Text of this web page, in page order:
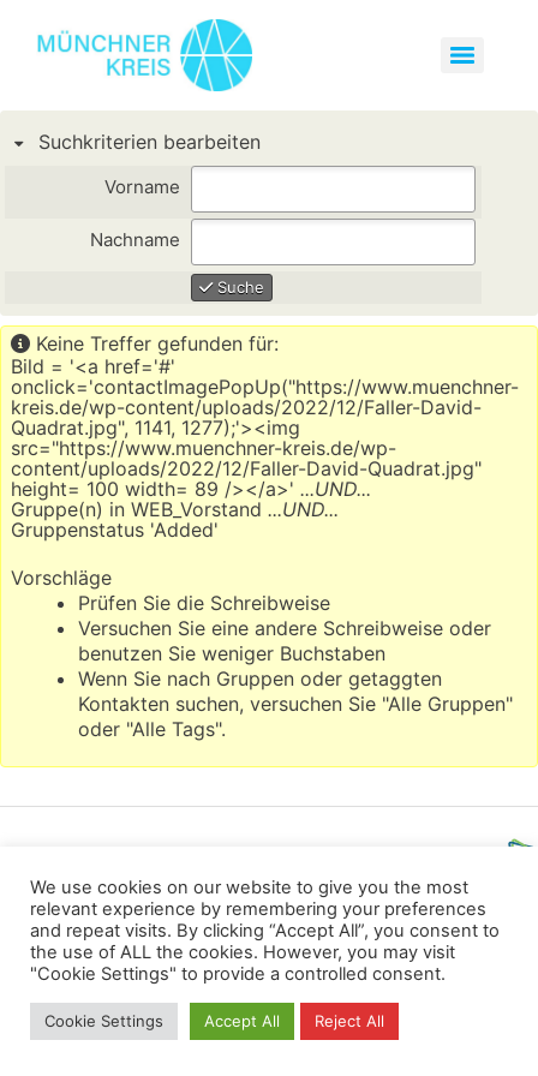
Suchkriterien bearbeiten
Vorname
Nachname
Suche
Keine Treffer gefunden für:
Bild = '<a href='#'
onclick='contactImagePopUp("https://www.muenchner-
kreis.de/wp-content/uploads/2022/12/Faller-David-
Quadrat.jpg", 1141, 1277);'><img
src="https://www.muenchner-kreis.de/wp-
content/uploads/2022/12/Faller-David-Quadrat.jpg"
height= 100 width= 89 /></a>' ...UND...
Gruppe(n) in WEB_Vorstand ...UND...
Gruppenstatus 'Added'
Vorschläge
Prüfen Sie die Schreibweise
Versuchen Sie eine andere Schreibweise oder
benutzen Sie weniger Buchstaben
Wenn Sie nach Gruppen oder getaggten
Kontakten suchen, versuchen Sie "Alle Gruppen"
oder "Alle Tags".
Privacy Copyright Contact Imprint
All rights reserved
We use cookies on our website to give you the most
relevant experience by remembering your preferences
and repeat visits. By clicking “Accept All”, you consent to
the use of ALL the cookies. However, you may visit
"Cookie Settings" to provide a controlled consent.
Cookie Settings Accept All Reject All